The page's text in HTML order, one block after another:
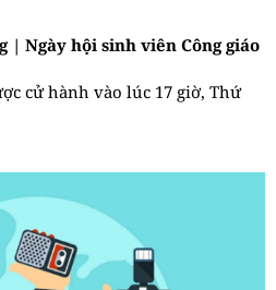
| Ngày hội sinh viên Công giáo
cử hành vào lúc 17 giờ, Thứ